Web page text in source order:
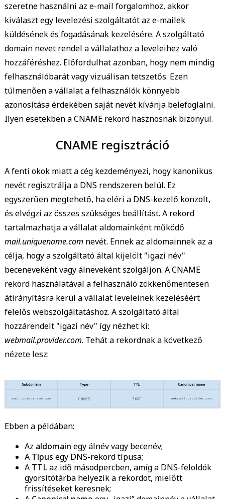
szeretne használni az e-mail forgalomhoz, akkor
kiválaszt egy levelezési szolgáltatót az e-mailek
küldésének és fogadásának kezelésére. A szolgáltató
domain nevet rendel a vállalathoz a leveleihez való
hozzáféréshez. Előfordulhat azonban, hogy nem mindig
felhasználóbarát vagy vizuálisan tetszetős. Ezen
túlmenően a vállalat a felhasználók könnyebb
azonosítása érdekében saját nevét kívánja belefoglalni.
Ilyen esetekben a CNAME rekord hasznosnak bizonyul.
CNAME regisztráció
A fenti okok miatt a cég kezdeményezi, hogy kanonikus
nevét regisztrálja a DNS rendszeren belül. Ez
egyszerűen megtehető, ha eléri a DNS-kezelő konzolt,
és elvégzi az összes szükséges beállítást. A rekord
tartalmazhatja a vállalat aldomainként működő
mail.uniquename.com nevét. Ennek az aldomainnek az a
célja, hogy a szolgáltató által kijelölt "igazi név"
beceneveként vagy álneveként szolgáljon. A CNAME
rekord használatával a felhasználó zökkenőmentesen
átirányításra kerül a vállalat leveleinek kezeléséért
felelős webszolgáltatáshoz. A szolgáltató által
hozzárendelt "igazi név" így nézhet ki:
webmail.provider.com. Tehát a rekordnak a következő
nézete lesz:
Ebben a példában:
Az aldomain egy álnév vagy becenév;
A Típus egy DNS-rekord típusa;
A TTLaz idő másodpercben, amíg a DNS-feloldók
gyorsítótárba helyezik a rekordot, mielőtt
frissítéseket keresnek;